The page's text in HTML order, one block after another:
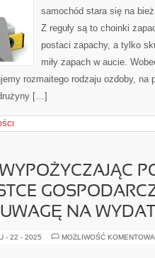
samochód stara się na
Z reguły są to choinki
postaci zapachy, a tylko
miły zapach w aucie.
rozmaitego rodzaju ozdoby, na
[…]
NA
- 22 - 2025 MOŻLIWOŚĆ